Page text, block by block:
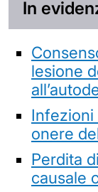
In
lesione
Infezioni
onere
Perdita
causale